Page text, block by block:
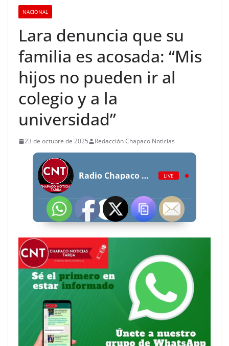
NACIONAL
Lara denuncia que su
familia es acosada: “Mis
hijos no pueden ir al
colegio y a la
universidad”
23 de octubre de 2025 Redacción Chapaco Noticias
Radio Chapaco Noticias Las 24 horas en vivo LIVE